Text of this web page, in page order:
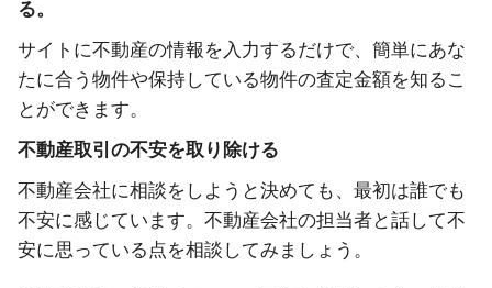
る。
サイトに不動産の情報を入力するだけで、簡単にあな
たに合う物件や保持している物件の査定金額を知るこ
とができます。
不動産取引の不安を取り除ける
不動産会社に相談をしようと決めても、最初は誰でも
不安に感じています。不動産会社の担当者と話して不
安に思っている点を相談してみましょう。